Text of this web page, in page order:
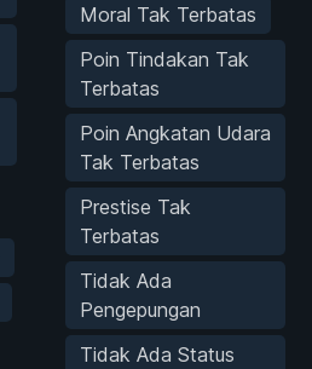
Moral Tak Terbatas
Poin Tindakan Tak
Terbatas
Poin Angkatan Udara
Tak Terbatas
Prestise Tak
Terbatas
Tidak Ada
Pengepungan
Tidak Ada Status